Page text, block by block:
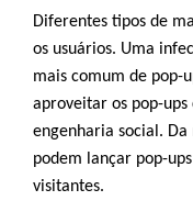
Diferentes tipos de
os usuários. Uma
mais comum de pop-
aproveitar os pop-
engenharia social.
podem lançar pop-
visitantes.